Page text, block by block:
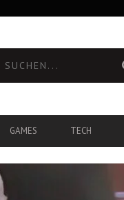
GAMES TECH